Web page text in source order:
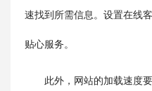
速找到所需信息。设置在线
贴心服务。
此外，网站的加载速度